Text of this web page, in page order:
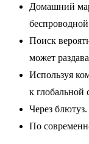
Домашний
Поиск
может
Используя
к глобальной
Через блютуз.
По